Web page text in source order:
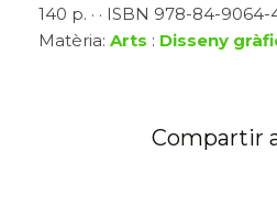
140 p. · · ISBN 978-84-9064-
Matèria: Arts : Disseny
Compartir